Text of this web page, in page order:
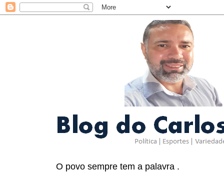
O povo sempre tem a palavra .